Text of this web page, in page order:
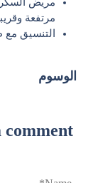
مريض
مرتفعة
التنسيق مع
الوسوم
comment